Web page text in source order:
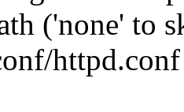
('none' to
httpd.conf